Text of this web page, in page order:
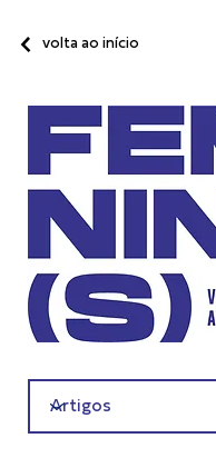
volta ao início